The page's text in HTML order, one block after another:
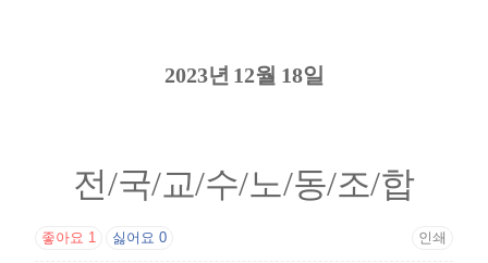
2023년 12월 18일
전/국/교/수/노/동/조/합
좋아요 1 싫어요0 인쇄